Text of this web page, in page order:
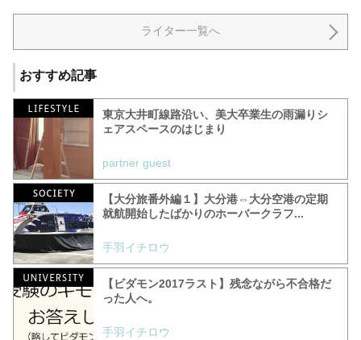
ライター一覧へ
おすすめ記事
東京大井町線路沿い、美大卒業生の雨漏りシ
ェアスペースのはじまり
partner guest
【大分旅番外編１】大分港⇔大分空港の定期
就航開始したばかりのホーバークラフ...
手羽イチロウ
【ビダモン2017ラスト】残念ながら不合格だ
った人へ。
手羽イチロウ